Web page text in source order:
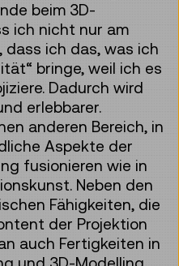
beim 3D-
ich nicht nur am
dass ich das, was ich
bringe, weil ich es
Dadurch wird
erlebbarer.
anderen Bereich, in
Aspekte der
fusionieren wie in
Neben den
Fähigkeiten, die
der Projektion
auch Fertigkeiten in